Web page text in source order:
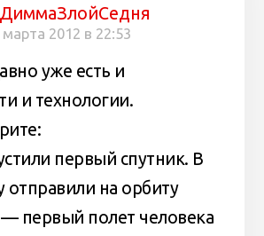
ДиммаЗлойСедня
марта 2012 в 22:53
уже есть и
и технологии.
первый спутник. В
отправили на орбиту
— первый полет человека